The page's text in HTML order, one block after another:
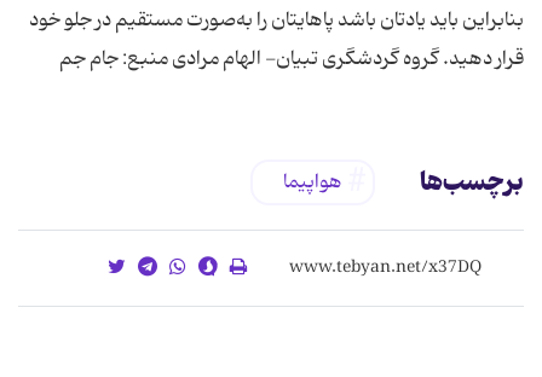
بنابراین باید یادتان باشد پاهایتان را به‌صورت مستقیم در جلو خود
قرار دهید. گروه گردشگری تبیان- الهام مرادی منبع: جام جم
برچسب‌ها هواپیما